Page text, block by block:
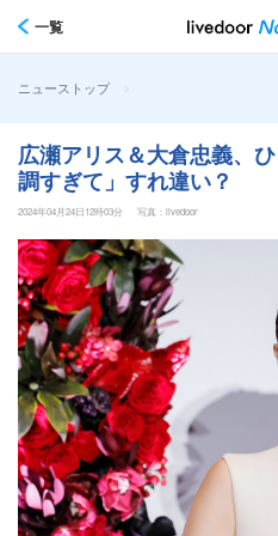
一覧
ニューストップ >
広瀬アリス＆大倉忠義、
調すぎて」すれ違い？
2024年04月24日12時03分
写真：livedoor